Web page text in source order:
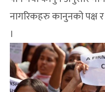
नागरिकहरु कानुनको पक्ष
।